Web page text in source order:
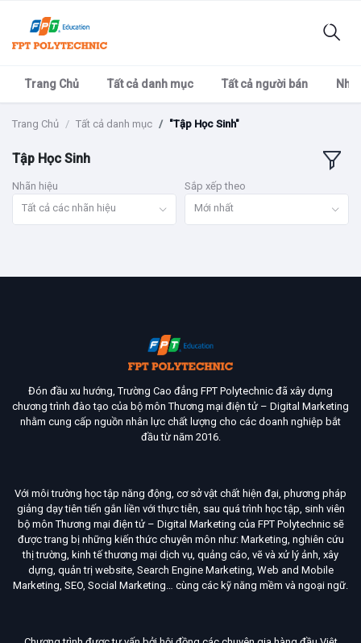
Trang Chủ Tất cả danh mục Tất cả người bán
Trang Chủ Tất cả danh mục "Tập Học Sinh"
Tập Học Sinh
Nhãn hiệu
Tất cả các nhãn hiệu
Sắp xếp theo
Mới nhất
Đón đầu xu hướng, Trường Cao đẳng FPT Polytechnic đã xây dựng
chương trình đào tạo của bộ môn Thương mại điện tử – Digital Marketing
nhằm cung cấp nguồn nhân lực chất lượng cho các doanh nghiệp bắt
đầu từ năm 2016.
Với môi trường học tập năng động, cơ sở vật chất hiện đại, phương pháp
giảng dạy tiên tiến gắn liền với thực tiễn, sau quá trình học tập, sinh viên
bộ môn Thương mại điện tử – Digital Marketing của FPT Polytechnic sẽ
được trang bị những kiến thức chuyên môn như: Marketing, nghiên cứu
thị trường, kinh tế thương mại dịch vụ, quảng cáo, vẽ và xử lý ảnh, xây
dựng, quản trị website, Search Engine Marketing, Web and Mobile
Marketing, SEO, Social Marketing… cùng các kỹ năng mềm và ngoại ngữ.